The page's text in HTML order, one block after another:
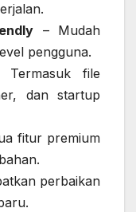
– Mudah
pengguna.
file
dan startup
fitur premium
perbaikan